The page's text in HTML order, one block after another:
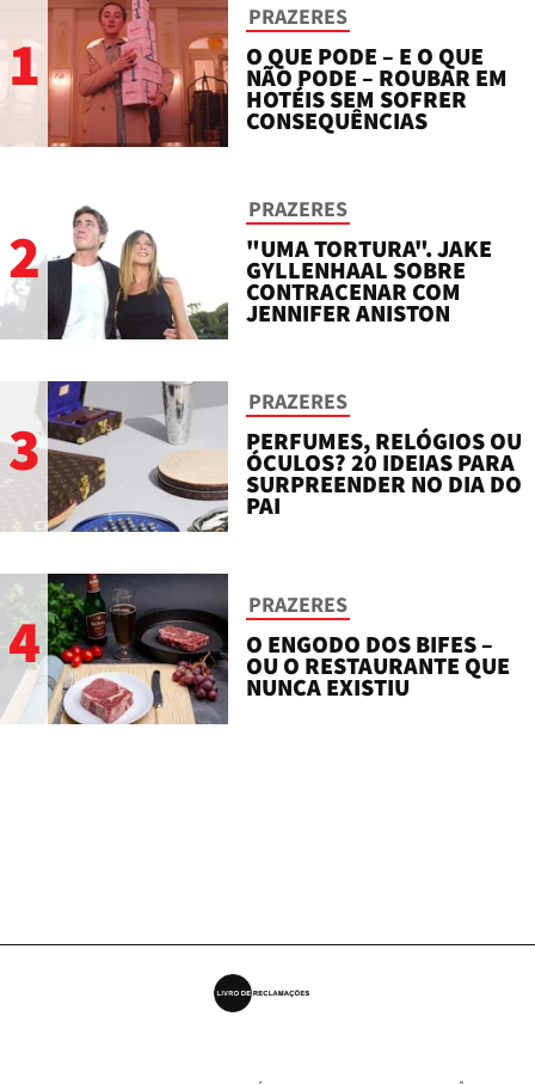
1
PRAZERES
O QUE PODE – E O QUE
NÃO PODE – ROUBAR EM
HOTÉIS SEM SOFRER
CONSEQUÊNCIAS
2
PRAZERES
"UMA TORTURA". JAKE
GYLLENHAAL SOBRE
CONTRACENAR COM
JENNIFER ANISTON
3
PRAZERES
PERFUMES, RELÓGIOS OU
ÓCULOS? 20 IDEIAS PARA
SURPREENDER NO DIA DO
PAI
4 PRAZERES
O ENGODO DOS BIFES –
OU O RESTAURANTE QUE
NUNCA EXISTIU